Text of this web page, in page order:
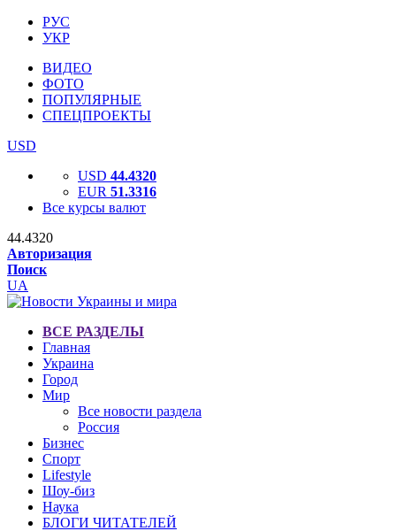
РУС
УКР
ВИДЕО
ФОТО
ПОПУЛЯРНЫЕ
СПЕЦПРОЕКТЫ
USD
USD 44.4320
EUR 51.3316
Все курсы валют
44.4320
Авторизация
Поиск
UA
ВСЕ РАЗДЕЛЫ
Главная
Украина
Город
Мир
Все новости раздела
Россия
Бизнес
Спорт
Lifestyle
Шоу-биз
Наука
БЛОГИ ЧИТАТЕЛЕЙ